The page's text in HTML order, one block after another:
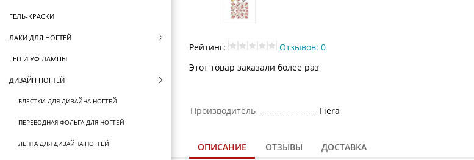
ГЕЛЬ-КРАСКИ
ЛАКИ ДЛЯ НОГТЕЙ
LED И УФ ЛАМПЫ
ДИЗАЙН НОГТЕЙ
БЛЕСТКИ ДЛЯ ДИЗАЙНА НОГТЕЙ
ПЕРЕВОДНАЯ ФОЛЬГА ДЛЯ НОГТЕЙ
ЛЕНТА ДЛЯ ДИЗАЙНА НОГТЕЙ
Рейтинг:
Отзывов: 0
Этот товар заказали более раз
Производитель Fiera
ОПИСАНИЕ ОТЗЫВЫ ДОСТАВКА